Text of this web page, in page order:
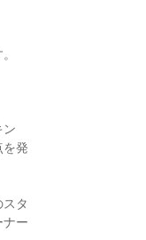
ン
を発
タ
ナー